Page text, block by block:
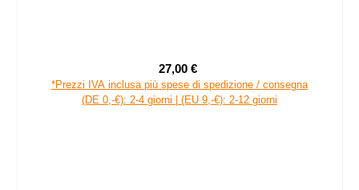
Prezzo di vendita:
27,00 €
*Prezzi IVA inclusa più spese di spedizione / consegna
(DE 0,-€): 2-4 giorni | (EU 9,-€): 2-12 giorni